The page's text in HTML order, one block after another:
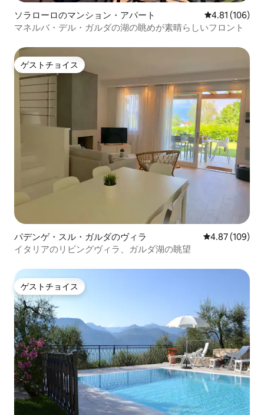
ソラローロのマンション・アパート レビュー106
4.81 (106)
マネルバ・デル・ガルダの湖の眺めが素晴らしいフロント
ゲストチョイス
ゲストチョイス
パデンゲ・スル・ガルダのヴィラ レビュー109
4.87 (109)
イタリアのリビングヴィラ、ガルダ湖の眺望
ゲストチョイス
ゲストチョイス